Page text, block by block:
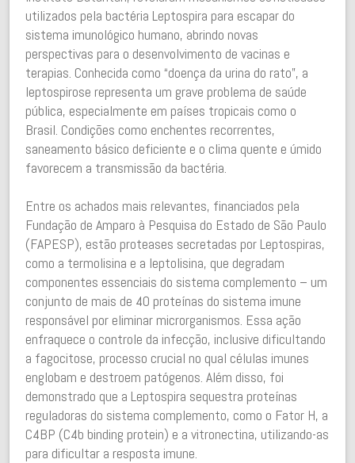
utilizados pela bactéria Leptospira para escapar do
sistema imunológico humano, abrindo novas
perspectivas para o desenvolvimento de vacinas e
terapias. Conhecida como “doença da urina do rato”, a
leptospirose representa um grave problema de saúde
pública, especialmente em países tropicais como o
Brasil. Condições como enchentes recorrentes,
saneamento básico deficiente e o clima quente e úmido
favorecem a transmissão da bactéria.
Entre os achados mais relevantes, financiados pela
Fundação de Amparo à Pesquisa do Estado de São Paulo
(FAPESP), estão proteases secretadas por Leptospiras,
como a termolisina e a leptolisina, que degradam
componentes essenciais do sistema complemento – um
conjunto de mais de 40 proteínas do sistema imune
responsável por eliminar microrganismos. Essa ação
enfraquece o controle da infecção, inclusive dificultando
a fagocitose, processo crucial no qual células imunes
englobam e destroem patógenos. Além disso, foi
demonstrado que a Leptospira sequestra proteínas
reguladoras do sistema complemento, como o Fator H, a
C4BP (C4b binding protein) e a vitronectina, utilizando-as
para dificultar a resposta imune.